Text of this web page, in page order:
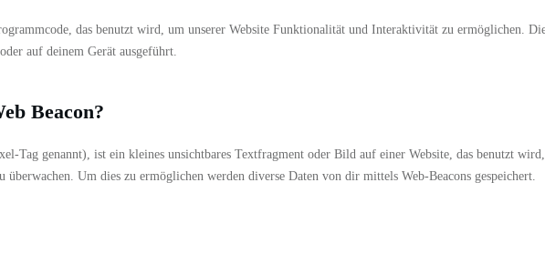
das benutzt wird, um unserer Website Funktionalität und Interaktivität zu ermöglichen.
auf deinem Gerät ausgeführt.
Beacon?
Tag genannt), ist ein kleines unsichtbares Textfragment oder Bild auf einer Website, das benutzt
überwachen. Um dies zu ermöglichen werden diverse Daten von dir mittels Web-Beacons gespeichert.